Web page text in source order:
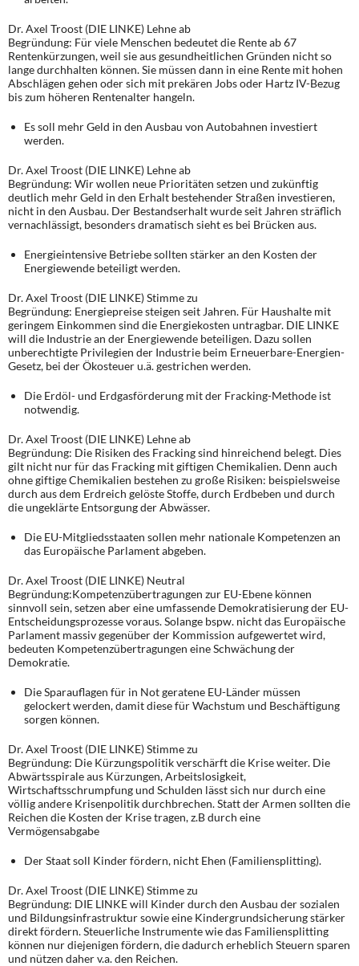
Dr. Axel Troost (DIE LINKE) Lehne ab
Begründung: Für viele Menschen bedeutet die Rente ab 67
Rentenkürzungen, weil sie aus gesundheitlichen Gründen nicht so
lange durchhalten können. Sie müssen dann in eine Rente mit hohen
Abschlägen gehen oder sich mit prekären Jobs oder Hartz IV-Bezug
bis zum höheren Rentenalter hangeln.
Es soll mehr Geld in den Ausbau von Autobahnen investiert
werden.
Dr. Axel Troost (DIE LINKE) Lehne ab
Begründung: Wir wollen neue Prioritäten setzen und zukünftig
deutlich mehr Geld in den Erhalt bestehender Straßen investieren,
nicht in den Ausbau. Der Bestandserhalt wurde seit Jahren sträflich
vernachlässigt, besonders dramatisch sieht es bei Brücken aus.
Energieintensive Betriebe sollten stärker an den Kosten der
Energiewende beteiligt werden.
Dr. Axel Troost (DIE LINKE) Stimme zu
Begründung: Energiepreise steigen seit Jahren. Für Haushalte mit
geringem Einkommen sind die Energiekosten untragbar. DIE LINKE
will die Industrie an der Energiewende beteiligen. Dazu sollen
unberechtigte Privilegien der Industrie beim Erneuerbare-Energien-
Gesetz, bei der Ökosteuer u.ä. gestrichen werden.
Die Erdöl- und Erdgasförderung mit der Fracking-Methode ist
notwendig.
Dr. Axel Troost (DIE LINKE) Lehne ab
Begründung: Die Risiken des Fracking sind hinreichend belegt. Dies
gilt nicht nur für das Fracking mit giftigen Chemikalien. Denn auch
ohne giftige Chemikalien bestehen zu große Risiken: beispielsweise
durch aus dem Erdreich gelöste Stoffe, durch Erdbeben und durch
die ungeklärte Entsorgung der Abwässer.
Die EU-Mitgliedsstaaten sollen mehr nationale Kompetenzen an
das Europäische Parlament abgeben.
Dr. Axel Troost (DIE LINKE) Neutral
Begründung:Kompetenzübertragungen zur EU-Ebene können
sinnvoll sein, setzen aber eine umfassende Demokratisierung der EU-
Entscheidungsprozesse voraus. Solange bspw. nicht das Europäische
Parlament massiv gegenüber der Kommission aufgewertet wird,
bedeuten Kompetenzübertragungen eine Schwächung der
Demokratie.
Die Sparauflagen für in Not geratene EU-Länder müssen
gelockert werden, damit diese für Wachstum und Beschäftigung
sorgen können.
Dr. Axel Troost (DIE LINKE) Stimme zu
Begründung: Die Kürzungspolitik verschärft die Krise weiter. Die
Abwärtsspirale aus Kürzungen, Arbeitslosigkeit,
Wirtschaftsschrumpfung und Schulden lässt sich nur durch eine
völlig andere Krisenpolitik durchbrechen. Statt der Armen sollten die
Reichen die Kosten der Krise tragen, z.B durch eine
Vermögensabgabe
Der Staat soll Kinder fördern, nicht Ehen (Familiensplitting).
Dr. Axel Troost (DIE LINKE) Stimme zu
Begründung: DIE LINKE will Kinder durch den Ausbau der sozialen
und Bildungsinfrastruktur sowie eine Kindergrundsicherung stärker
direkt fördern. Steuerliche Instrumente wie das Familiensplitting
können nur diejenigen fördern, die dadurch erheblich Steuern sparen
und nützen daher v.a. den Reichen.